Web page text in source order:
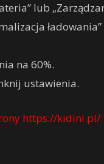
lub
na 60%.
ustawienia.
https://kidini.pl/: